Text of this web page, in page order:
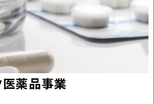
医薬品事業